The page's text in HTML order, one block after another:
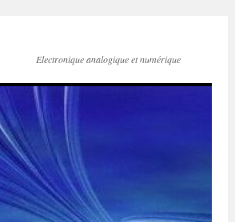
Electronique analogique et numérique